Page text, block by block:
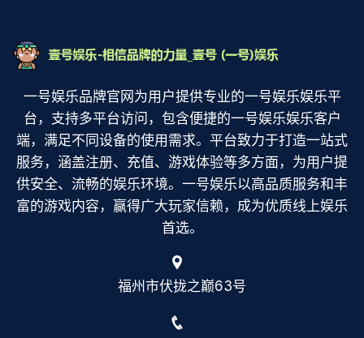
一号娱乐品牌官网为用户提供专业的一号娱乐娱乐平
台，支持多平台访问，包含便捷的一号娱乐娱乐客户
端，满足不同设备的使用需求。平台致力于打造一站式
服务，涵盖注册、充值、游戏体验等多方面，为用户提
供安全、流畅的娱乐环境。一号娱乐以高品质服务和丰
富的游戏内容，赢得广大玩家信赖，成为优质线上娱乐
首选。
福州市伏拢之巅63号